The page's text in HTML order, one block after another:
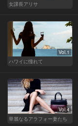
女課長アリサ
Vol.1
ハワイに憧れて
Vol.4
華麗なるアラフォー妻たち